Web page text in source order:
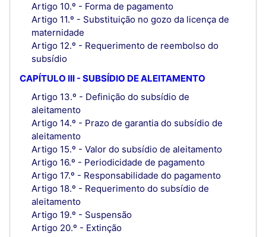
Artigo 10.º - Forma de pagamento
Artigo 11.º - Substituição no gozo da licença de
maternidade
Artigo 12.º - Requerimento de reembolso do
subsídio
CAPÍTULO III - SUBSÍDIO DE ALEITAMENTO
Artigo 13.º - Definição do subsídio de
aleitamento
Artigo 14.º - Prazo de garantia do subsídio de
aleitamento
Artigo 15.º - Valor do subsídio de aleitamento
Artigo 16.º - Periodicidade de pagamento
Artigo 17.º - Responsabilidade do pagamento
Artigo 18.º - Requerimento do subsídio de
aleitamento
Artigo 19.º - Suspensão
Artigo 20.º - Extinção